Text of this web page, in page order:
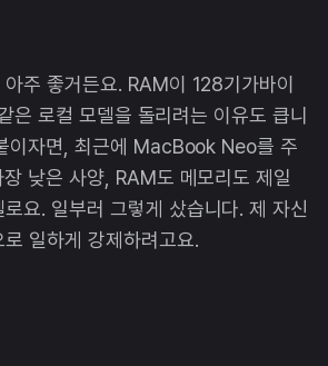
주 좋거든요. RAM이 128기가바이
로컬 모델을 돌리려는 이유도 큽니
이자면, 최근에 MacBook Neo를 주
낮은 사양, RAM도 메모리도 제일
요. 일부러 그렇게 샀습니다. 제 자신
일하게 강제하려고요.